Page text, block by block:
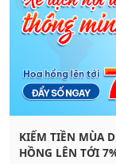
KIẾM TIỀN MÙA
HỒNG LÊN TỚI